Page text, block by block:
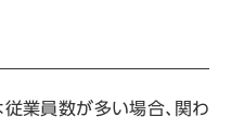
業員数が多い場合、関わ